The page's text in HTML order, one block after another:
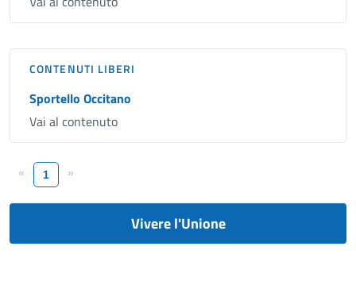
CONTENUTI LIBERI
Sportello Occitano
Vai al contenuto
« 1 »
Vivere l'Unione